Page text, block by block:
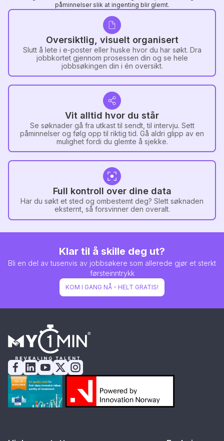
påminnelser slik at ingenting blir glemt.
Oversiktlig, visuelt organisert
Slutt å lete i e-poster eller huske hvor du har søkt. Dra
jobbkortet gjennom prosessen din og se hele
jobbsøkingen din i én oversikt.
Vit alltid hvor du står
Se søknader gå fra utkast til sendt, til intervju. Sett
påminnelser og følg opp til riktig tid. Gå aldri glipp av en
mulighet fordi du glemte å sjekke.
Full kontroll over dine data
Har du søkt et sted og ombestemt deg? Slett søknaden
eksternt, så forsvinner den overalt.
Klar til å skille deg ut?
Bli en del av tusenvis av jobbsøkere som allerede gjør et sterkt
førsteinntrykk
KOM I GANG NÅ - HELT GRATIS!